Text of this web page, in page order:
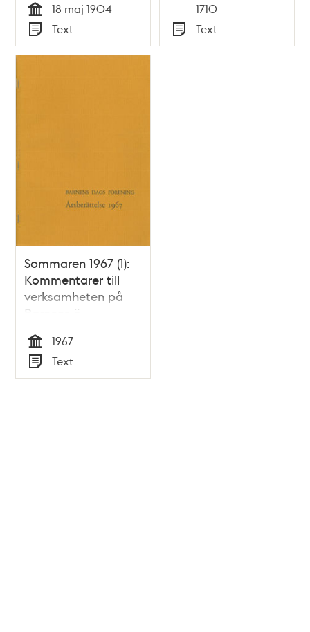
Tid
18 maj 1904
Typ
Text
1710
Typ
Text
Sommaren 1967 (1):
Kommentarer till
verksamheten på
Barnens ö
Tid
1967
Typ
Text